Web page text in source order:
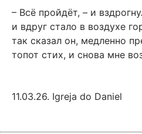
– Всё пройдёт, – и
и вдруг стало в воздухе
так сказал он, медленно
топот стих, и снова мне
11.03.26. Igreja do Daniel